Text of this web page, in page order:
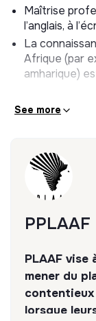
Maîtrise
l’anglais, à
La
Afrique (par
amharique)
See more
PPLAAF
PLAAF vise
mener du
lorsque